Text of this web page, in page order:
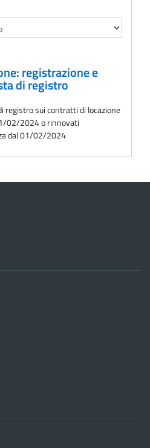
registrazione e
di registro
registro sui contratti di locazione
02/2024 o rinnovati
dal 01/02/2024